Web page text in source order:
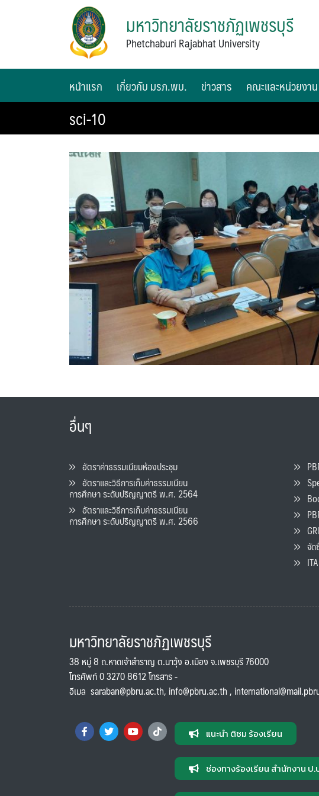
มหาวิทยาลัยราชภัฏเพชรบุรี
Phetchaburi Rajabhat University
หน้าแรก เกี่ยวกับ มรภ.พบ. ข่าวสาร คณะและหน่วยงาน
sci-10
อื่นๆ
อัตราค่าธรรมเนียมห้องประชุม
อัตราและวิธีการเก็บค่าธรรมเนียน
การศึกษา ระดับปริญญาตรี พ.ศ. 2564
อัตราและวิธีการเก็บค่าธรรมเนียน
การศึกษา ระดับปริญญาตรี พ.ศ. 2566
จัดซื้
ITA
มหาวิทยาลัยราชภัฏเพชรบุรี
38 หมู่ 8 ถ.หาดเจ้าสำราญ ต.นาวุ้ง อ.เมือง จ.เพชรบุรี 76000
โทรศัพท์ 0 3270 8612 โทรสาร -
อีเมล saraban@pbru.ac.th, info@pbru.ac.th,
แนะนำ ติชม ร้องเรียน
ช่องทางร้องเรียน สำนักงาน ป.